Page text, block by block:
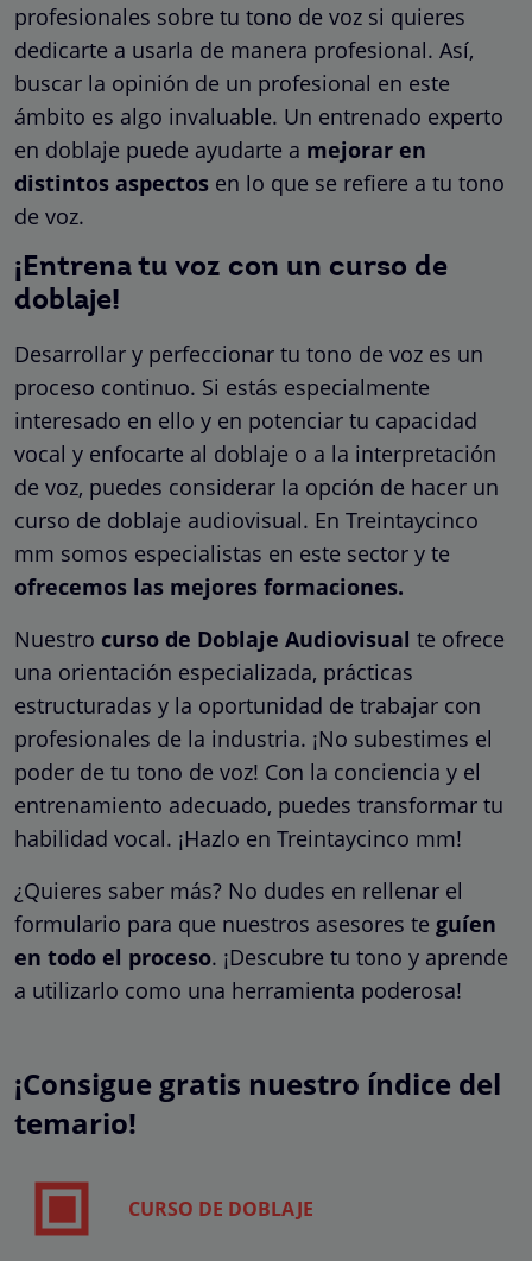
profesionales sobre tu tono de voz si quieres
dedicarte a usarla de manera profesional. Así,
buscar la opinión de un profesional en este
ámbito es algo invaluable. Un entrenado experto
en doblaje puede ayudarte a mejorar en
distintos aspectos en lo que se refiere a tu tono
de voz.
¡Entrena tu voz con un curso de
doblaje!
Desarrollar y perfeccionar tu tono de voz es un
proceso continuo. Si estás especialmente
interesado en ello y en potenciar tu capacidad
vocal y enfocarte al doblaje o a la interpretación
de voz, puedes considerar la opción de hacer un
curso de doblaje audiovisual. En Treintaycinco
mm somos especialistas en este sector y te
ofrecemos las mejores formaciones.
Nuestro curso de Doblaje Audiovisual te ofrece
una orientación especializada, prácticas
estructuradas y la oportunidad de trabajar con
profesionales de la industria. ¡No subestimes el
poder de tu tono de voz! Con la conciencia y el
entrenamiento adecuado, puedes transformar tu
habilidad vocal. ¡Hazlo en Treintaycinco mm!
¿Quieres saber más? No dudes en rellenar el
formulario para que nuestros asesores te guíen
en todo el proceso. ¡Descubre tu tono y aprende
a utilizarlo como una herramienta poderosa!
¡Consigue gratis nuestro índice del
temario!
CURSO DE DOBLAJE